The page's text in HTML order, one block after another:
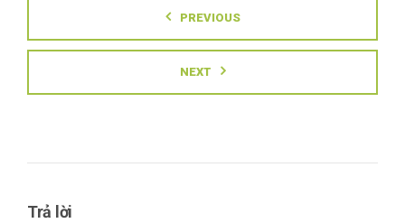
PREVIOUS
NEXT
Trả lời